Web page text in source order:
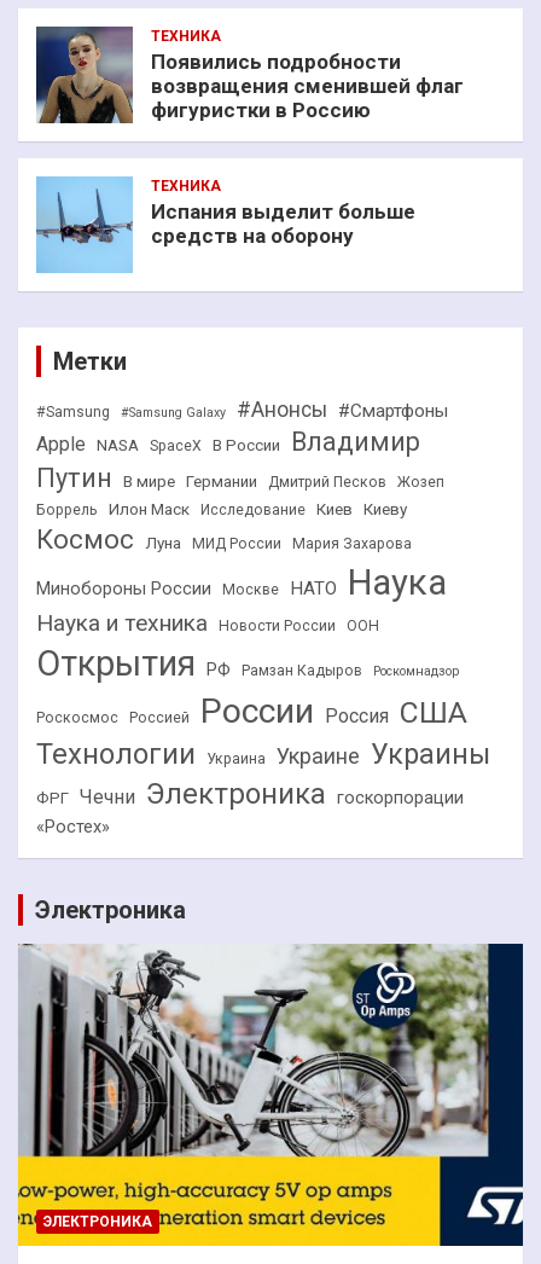
ТЕХНИКА
Появились подробности
возвращения сменившей флаг
фигуристки в Россию
ТЕХНИКА
Испания выделит больше
средств на оборону
Метки
#Samsung #Samsung Galaxy #Анонсы #Смартфоны
Apple NASA SpaceX В России
Владимир
Путин
В мире Германии Дмитрий Песков
Жозеп
Боррель
Илон Маск Исследование Киев Киеву
Космос Луна МИД России Мария Захарова
Минобороны России Москве НАТО Наука
Наука и техника Новости России ООН
Открытия РФ Рамзан Кадыров Роскомнадзор
Роскосмос Россией России Россия США
Технологии Украина Украине Украины
ФРГ Чечни Электроника госкорпорации
«Ростех»
Электроника
ЭЛЕКТРОНИКА